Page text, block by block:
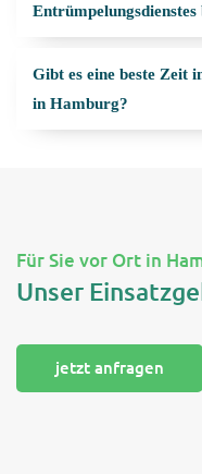
Entrümpelungsdienstes
Gibt es eine beste Zeit
in Hamburg?
Für Sie vor Ort in
Unser
jetzt anfragen